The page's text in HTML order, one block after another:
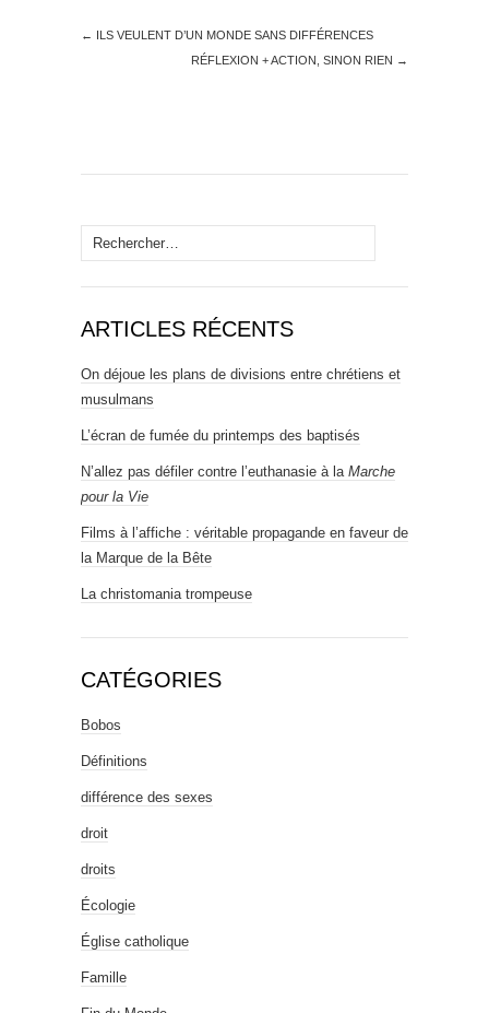
← ILS VEULENT D’UN MONDE SANS DIFFÉRENCES
RÉFLEXION + ACTION, SINON RIEN →
Rechercher :
ARTICLES RÉCENTS
On déjoue les plans de divisions entre chrétiens et
musulmans
L’écran de fumée du printemps des baptisés
N’allez pas défiler contre l’euthanasie à la Marche
pour la Vie
Films à l’affiche : véritable propagande en faveur de
la Marque de la Bête
La christomania trompeuse
CATÉGORIES
Bobos
Définitions
différence des sexes
droit
droits
Écologie
Église catholique
Famille